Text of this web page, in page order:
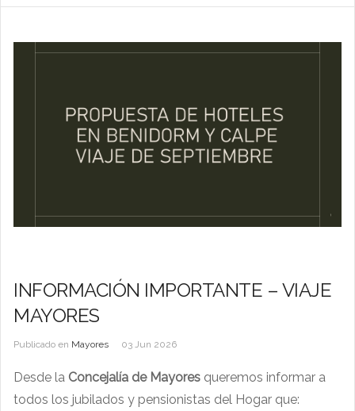
INFORMACIÓN IMPORTANTE – VIAJE
MAYORES
Publicado en Mayores 03 Jun 2026
Desde la Concejalía de Mayores queremos informar a
todos los jubilados y pensionistas del Hogar que: